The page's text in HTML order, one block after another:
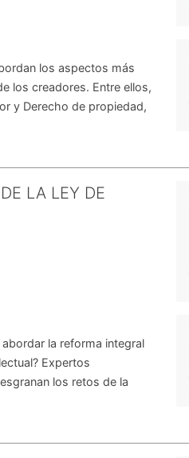
los aspectos más
los creadores. Entre ellos,
y Derecho de propiedad,
LA LEY DE
la reforma integral
Expertos
los retos de la